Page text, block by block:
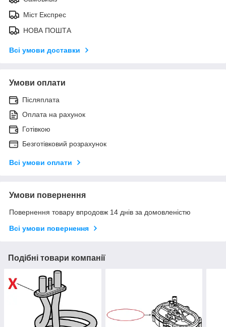
Міст Експрес
НОВА ПОШТА
Всі умови доставки
Умови оплати
Післяплата
Оплата на рахунок
Готівкою
Безготівковий розрахунок
Всі умови оплати
Умови повернення
Повернення товару впродовж 14 днів за домовленістю
Всі умови повернення
Подібні товари компанії